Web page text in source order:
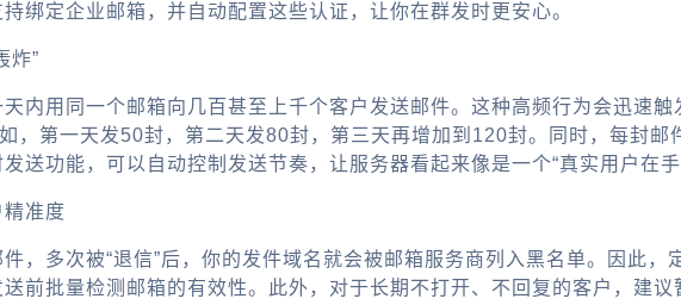
持绑定企业邮箱，并自动配置这些认证，让你在群发时更安心。
炸”
内用同一个邮箱向几百甚至上千个客户发送邮件。这种高频行为会迅速触
，第一天发50封，第二天发80封，第三天再增加到120封。同时，每封
送功能，可以自动控制发送节奏，让服务器看起来像是一个“真实用户在
准度
，多次被“退信”后，你的发件域名就会被邮箱服务商列入黑名单。因此，
送前批量检测邮箱的有效性。此外，对于长期不打开、不回复的客户，建